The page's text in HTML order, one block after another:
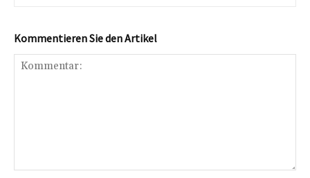
Kommentieren Sie den Artikel